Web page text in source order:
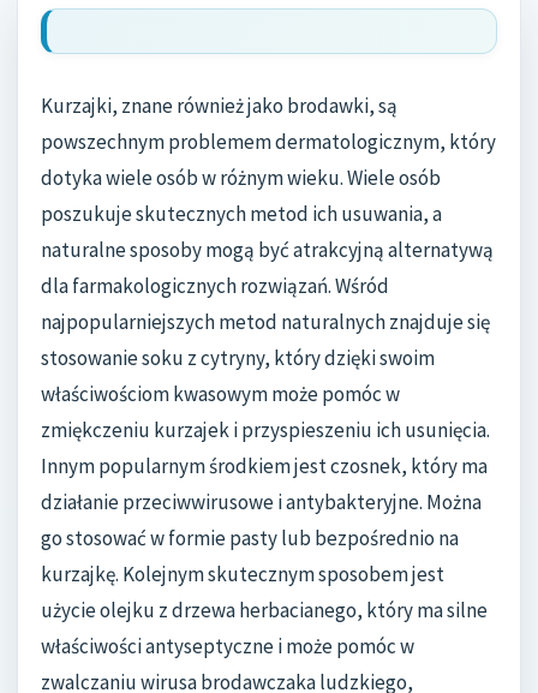
Kurzajki, znane również jako brodawki, są
powszechnym problemem dermatologicznym, który
dotyka wiele osób w różnym wieku. Wiele osób
poszukuje skutecznych metod ich usuwania, a
naturalne sposoby mogą być atrakcyjną alternatywą
dla farmakologicznych rozwiązań. Wśród
najpopularniejszych metod naturalnych znajduje się
stosowanie soku z cytryny, który dzięki swoim
właściwościom kwasowym może pomóc w
zmiękczeniu kurzajek i przyspieszeniu ich usunięcia.
Innym popularnym środkiem jest czosnek, który ma
działanie przeciwwirusowe i antybakteryjne. Można
go stosować w formie pasty lub bezpośrednio na
kurzajkę. Kolejnym skutecznym sposobem jest
użycie olejku z drzewa herbacianego, który ma silne
właściwości antyseptyczne i może pomóc w
zwalczaniu wirusa brodawczaka ludzkiego,